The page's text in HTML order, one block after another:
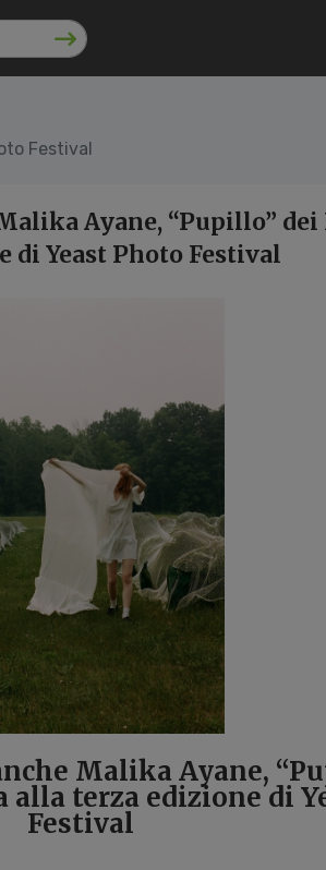
Festival
Ayane, “Pupillo” dei
Yeast Photo Festival
Malika Ayane,
terza edizione di
Festival